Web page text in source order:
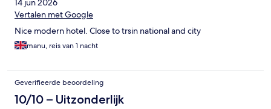
14 jun 2026
Vertalen met Google
Nice modern hotel. Close to trsin national and city
manu, reis van 1 nacht
Geverifieerde beoordeling
10/10 – Uitzonderlijk